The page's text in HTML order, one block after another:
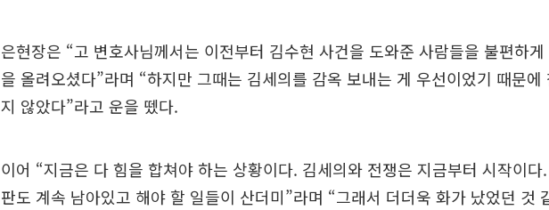
은현장은 “고 변호사님께서는 이전부터 김수현 사건을 도와준 사람들을 불편하
을 올려오셨다”라며 “하지만 그때는 김세의를 감옥 보내는 게 우선이었기 때문에
지 않았다”라고 운을 뗐다.
이어 “지금은 다 힘을 합쳐야 하는 상황이다. 김세의와 전쟁은 지금부터 시작이다
판도 계속 남아있고 해야 할 일들이 산더미”라며 “그래서 더더욱 화가 났었던 것